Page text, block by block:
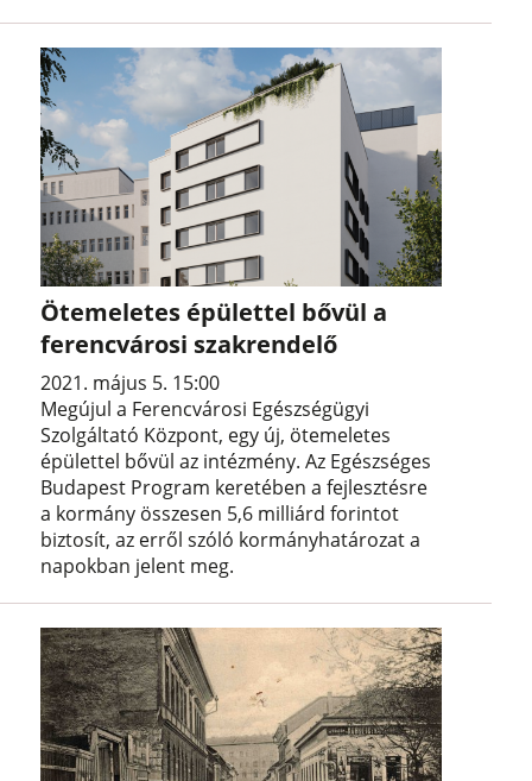
Ötemeletes épülettel bővül a
ferencvárosi szakrendelő
2021. május 5. 15:00
Megújul a Ferencvárosi Egészségügyi
Szolgáltató Központ, egy új, ötemeletes
épülettel bővül az intézmény. Az Egészséges
Budapest Program keretében a fejlesztésre
a kormány összesen 5,6 milliárd forintot
biztosít, az erről szóló kormányhatározat a
napokban jelent meg.